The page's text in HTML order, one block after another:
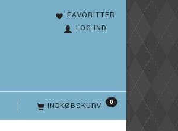
FAVORITTER
LOG IND
INDKØBSKURV 0